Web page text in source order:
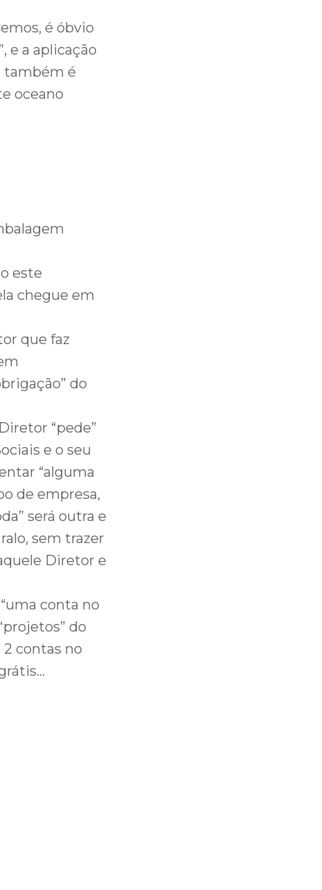
é óbvio
e a aplicação
também é
oceano
este
chegue em
que faz
do
“pede”
e o seu
“alguma
de empresa,
será outra e
sem trazer
Diretor e
conta no
do
2 contas no